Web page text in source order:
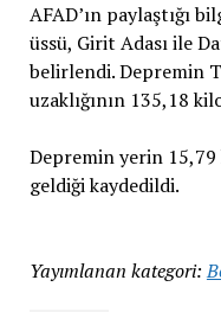
AFAD’ın paylaştığı
üssü, Girit Adası ile
belirlendi. Depremin
uzaklığının 135,18
Depremin yerin
geldiği kaydedildi.
Yayımlanan kategori: